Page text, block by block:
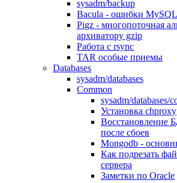
sysadm/backup
Bacula - ошибки
Pigz - многопоточная
архиватору gzip
Работа с rsync
TAR особые приемы
Databases
sysadm/databases
Common
sysadm/databases/
Установка chproxy
Восстановление
после сбоев
Mongodb -
Как подрезать
сервера
Заметки по Oracle